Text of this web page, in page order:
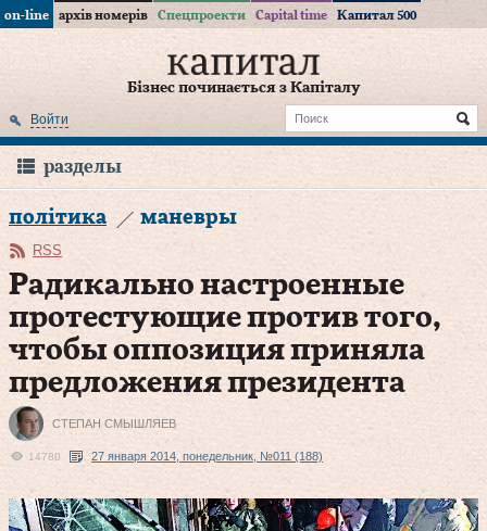
on-line архів номерів Спецпроекти Capital time Капитал 500
Бізнес починається з Капіталу
Войти
разделы
політика маневры
RSS
Радикально настроенные
протестующие против того,
чтобы оппозиция приняла
предложения президента
СТЕПАН СМЫШЛЯЕВ
14780 27 января 2014, понедельник, №011 (188)